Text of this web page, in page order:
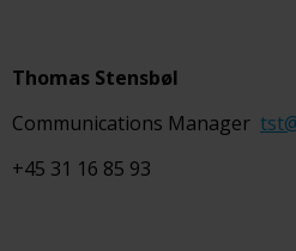
Thomas Stensbøl
Communications Manager
+45 31 16 85 93